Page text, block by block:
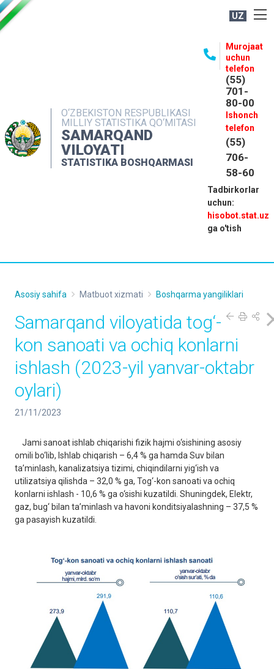
UZ
O‘ZBEKISTON RESPUBLIKASI
MILLIY STATISTIKA QO‘MITASI
SAMARQAND
VILOYATI
STATISTIKA BOSHQARMASI
Murojaat
uchun
telefon
(55)
701-
80-00
Ishonch
telefon
(55)
706-
58-60
Tadbirkorlar
uchun:
hisobot.stat.uz
ga o'tish
MATBUOT XIZMATI
MUROJAATLAR
KONTAKTLAR
Asosiy sahifa Matbuot xizmati Boshqarma yangiliklari
Samarqand viloyatida tog‘-
kon sanoati va ochiq konlarni
ishlash (2023-yil yanvar-oktabr
oylari)
21/11/2023
Jami sanoat ishlab chiqarishi fizik hajmi o‘sishining asosiy
omili bo‘lib, Ishlab chiqarish – 6,4 % ga hamda Suv bilan
ta’minlash, kanalizatsiya tizimi, chiqindilarni yig‘ish va
utilizatsiya qilishda – 32,0 % ga, Tog‘-kon sanoati va ochiq
konlarni ishlash - 10,6 % ga o‘sishi kuzatildi. Shuningdek, Elektr,
gaz, bug‘ bilan ta’minlash va havoni konditsiyalashning – 37,5 %
ga pasayish kuzatildi.